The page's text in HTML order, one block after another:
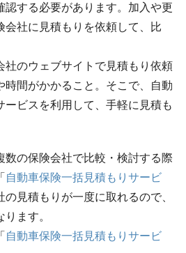
認する必要があります。加入や更
会社に見積もりを依頼して、比
社のウェブサイトで見積もり依頼
時間がかかること。そこで、自動
ービスを利用して、手軽に見積も
数の保険会社で比較・検討する際
自動車保険一括見積もりサービ
の見積もりが一度に取れるので、
ます。
自動車保険一括見積もりサービ